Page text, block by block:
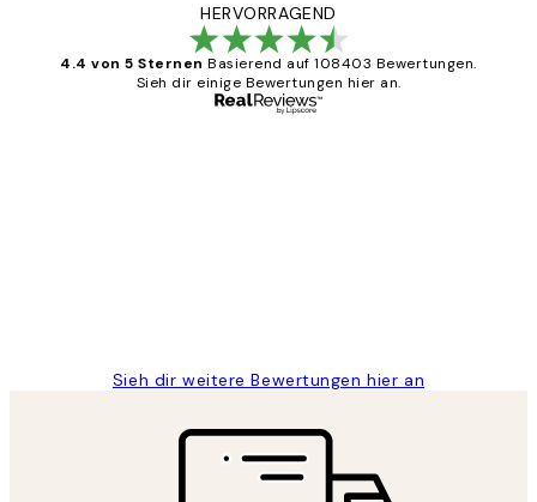
HERVORRAGEND
4.4 von 5 Sternen Basierend auf 108403 Bewertungen.
Sieh dir einige Bewertungen hier an.
Sieh dir weitere Bewertungen hier an